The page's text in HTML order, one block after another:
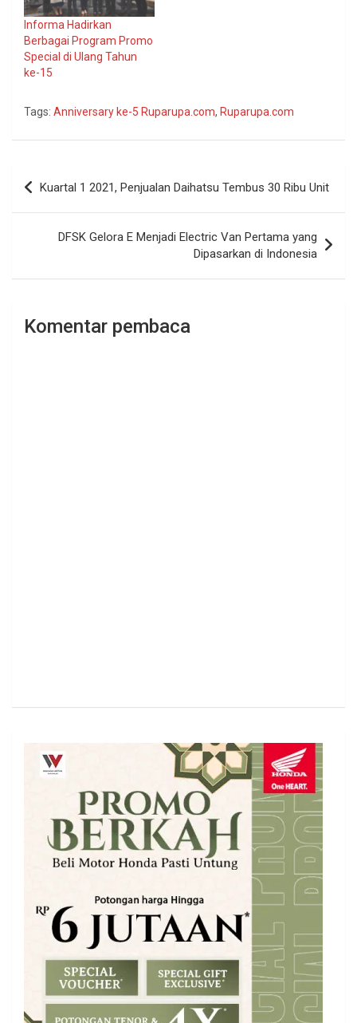
Informa Hadirkan
Berbagai Program Promo
Special di Ulang Tahun
ke-15
Tags: Anniversary ke-5 Ruparupa.com, Ruparupa.com
Navigasi
pos
Kuartal 1 2021, Penjualan Daihatsu Tembus 30 Ribu Unit
DFSK Gelora E Menjadi Electric Van Pertama yang
Dipasarkan di Indonesia
Komentar pembaca